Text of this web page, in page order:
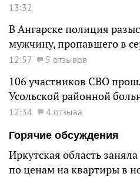
13:32
В Ангарске полиция
мужчину, пропавшего в
12:57 5 отзывов
106 участников СВО
Усольской районной
12:34
4 отзыва
Горячие обсуждения
Иркутская область
по ценам на квартиры в